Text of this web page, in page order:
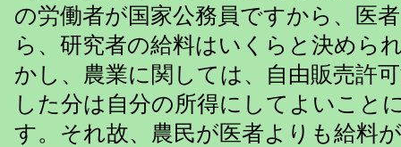
の労働者が国家公務員ですから、医
ら、研究者の給料はいくらと決めら
かし、農業に関しては、自由販売許
した分は自分の所得にしてよいこと
す。それ故、農民が医者よりも給料